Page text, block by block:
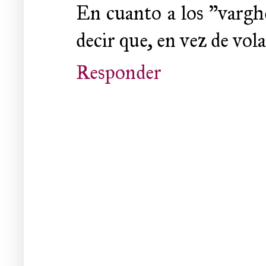
En cuanto a los
decir que, en vez de
Responder